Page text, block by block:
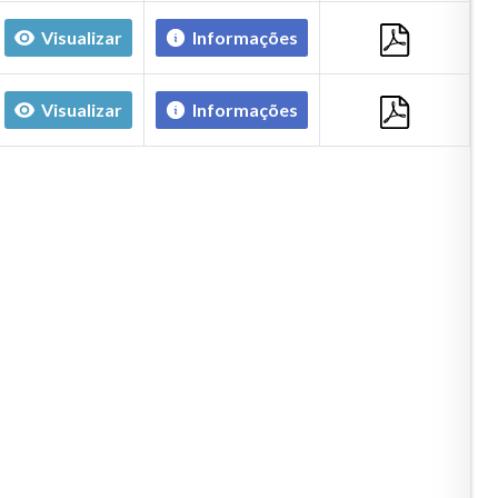
Visualizar Informações
Visualizar Informações